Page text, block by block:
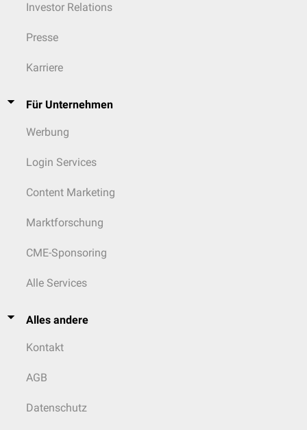
Investor Relations
Presse
Karriere
Für Unternehmen
Werbung
Login Services
Content Marketing
Marktforschung
CME-Sponsoring
Alle Services
Alles andere
Kontakt
AGB
Datenschutz